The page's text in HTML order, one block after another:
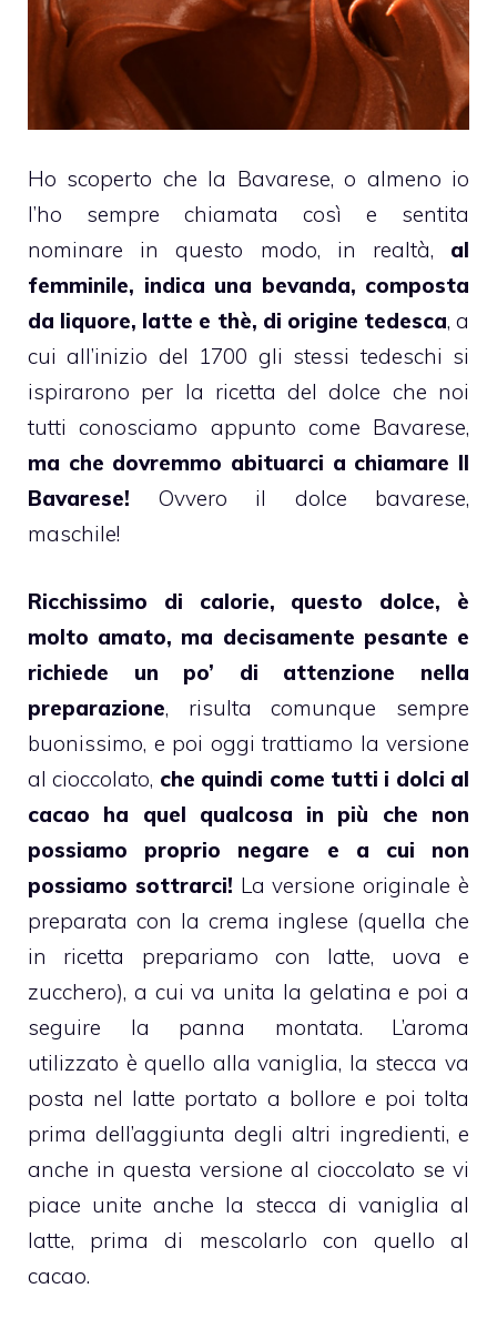
Ho scoperto che la Bavarese, o almeno io
l’ho sempre chiamata così e sentita
nominare in questo modo, in realtà, al
femminile, indica una bevanda, composta
da liquore, latte e thè, di origine tedesca, a
cui all’inizio del 1700 gli stessi tedeschi si
ispirarono per la ricetta del dolce che noi
tutti conosciamo appunto come Bavarese,
ma che dovremmo abituarci a chiamare Il
Bavarese! Ovvero il dolce bavarese,
maschile!
Ricchissimo di calorie, questo dolce, è
molto amato, ma decisamente pesante e
richiede un po’ di attenzione nella
preparazione, risulta comunque sempre
buonissimo, e poi oggi trattiamo la versione
alcioccolato, che quindi come tutti i dolci al
cacao ha quel qualcosa in più che non
possiamo proprio negare e a cui non
possiamo sottrarci! La versione originale è
preparata con la crema inglese (quella che
in ricetta prepariamo con latte, uova e
zucchero), a cui va unita la gelatina e poi a
seguire la panna montata. L’aroma
utilizzato è quello allavaniglia, la stecca va
posta nel latte portato a bollore e poi tolta
prima dell’aggiunta degli altri ingredienti, e
anche in questa versione al cioccolato se vi
piace unite anche la stecca di vaniglia al
latte, prima di mescolarlo con quello al
cacao.